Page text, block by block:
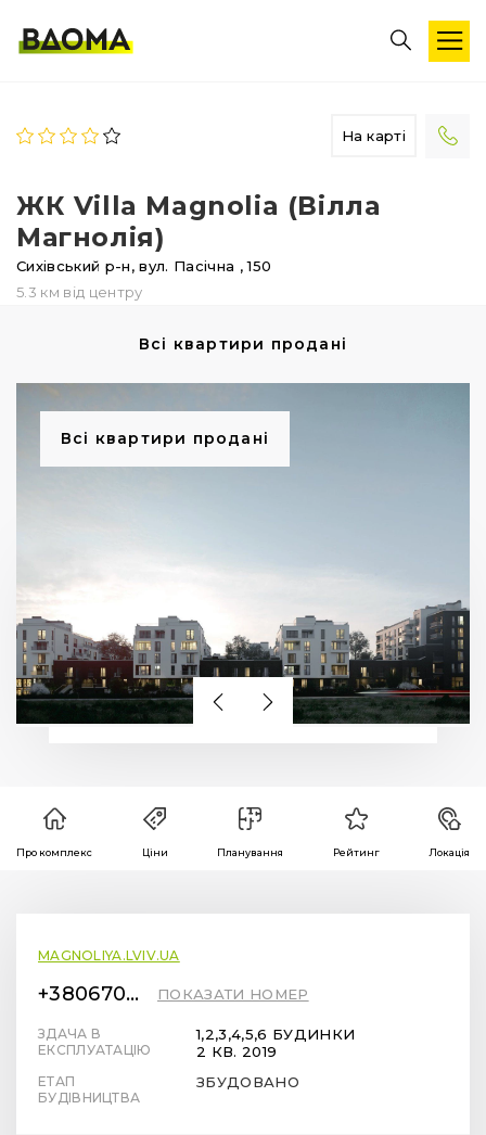
На карті
ЖК Villa Magnolia (Вілла
Магнолія)
Сихівський р-н,вул. Пасічна , 150
5.3 км від центру
Всі квартири продані
Всі квартири продані
Про комплекс Ціни Планування Рейтинг Локація
MAGNOLIYA.LVIV.UA
+380670042000 ПОКАЗАТИ НОМЕР
ЗДАЧА В
ЕКСПЛУАТАЦІЮ
1,2,3,4,5,6 БУДИНКИ
2 КВ. 2019
ЕТАП
БУДІВНИЦТВА
ЗБУДОВАНО